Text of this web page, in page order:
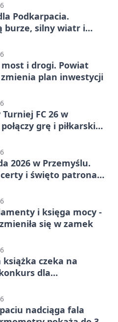
Podkarpacia.
burze, silny wiatr i
i drogi. Powiat
plan inwestycji
FC 26 w
grę i piłkarski
2026 w Przemyślu.
i święto patrona
i księga mocy -
się w zamek
książka czeka na
dla
nadciąga fala